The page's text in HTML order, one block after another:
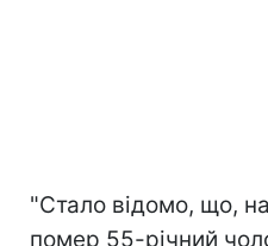
"Стало відомо, що,
помер 55-річний